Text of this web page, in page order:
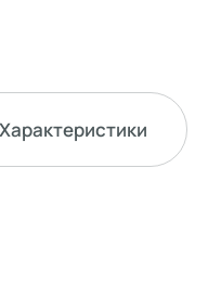
Характеристики